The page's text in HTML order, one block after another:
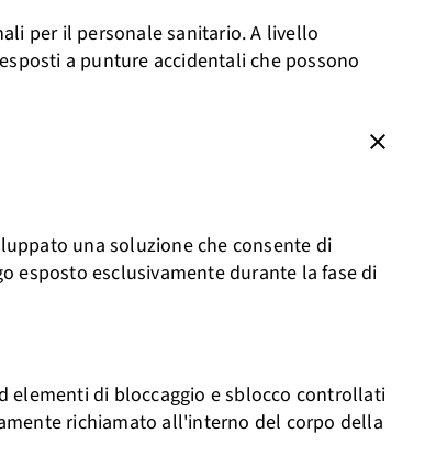
per il personale sanitario. A livello
a punture accidentali che possono
close
una soluzione che consente di
esposto esclusivamente durante la fase di
elementi di bloccaggio e sblocco controllati
richiamato all'interno del corpo della